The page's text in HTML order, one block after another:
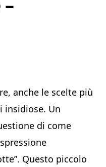
anche le scelte più
insidiose. Un
di come
Questo piccolo